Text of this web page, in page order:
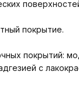
покрытие.
покрытий:
с